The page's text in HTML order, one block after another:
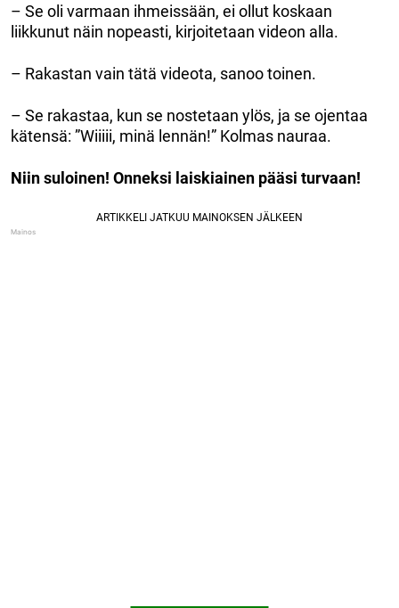
– Se oli varmaan ihmeissään, ei ollut koskaan
liikkunut näin nopeasti, kirjoitetaan videon alla.
– Rakastan vain tätä videota, sanoo toinen.
– Se rakastaa, kun se nostetaan ylös, ja se ojentaa
kätensä: ”Wiiiii, minä lennän!” Kolmas nauraa.
Niin suloinen! Onneksi laiskiainen pääsi turvaan!